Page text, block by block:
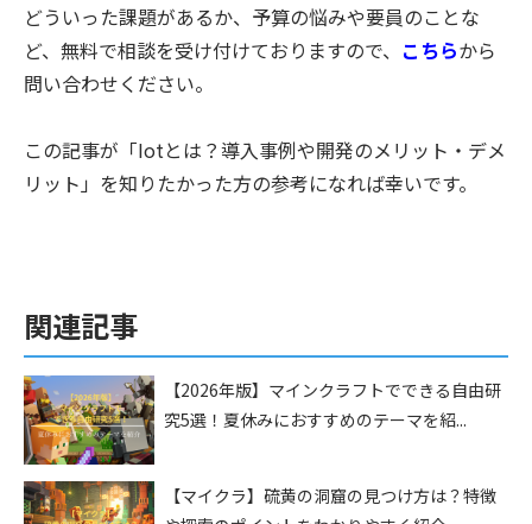
どういった課題があるか、予算の悩みや要員のことな
ど、無料で相談を受け付けておりますので、 こちらから
問い合わせください。
この記事が「Iotとは？導入事例や開発のメリット・デメ
リット」を知りたかった方の参考になれば幸いです。
関連記事
【2026年版】マインクラフトでできる自由研
究5選！夏休みにおすすめのテーマを紹...
【マイクラ】硫黄の洞窟の見つけ方は？特徴